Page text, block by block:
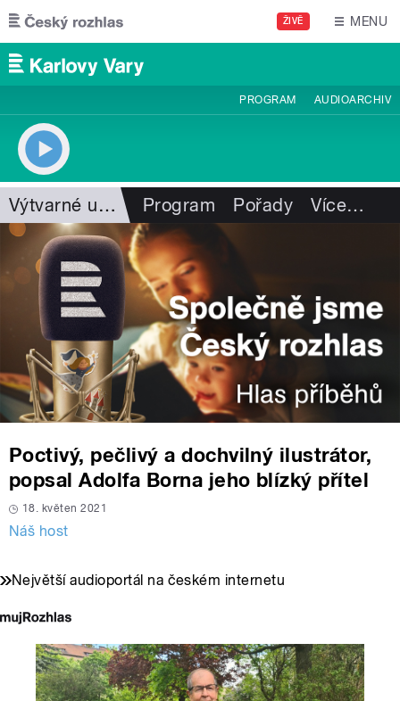
Přejít k hlavnímu obsahu
ŽIVĚ MENU
PROGRAM AUDIOARCHIV
Výtvarné umění Program Pořady Více…
Poctivý, pečlivý a dochvilný ilustrátor,
popsal Adolfa Borna jeho blízký přítel
18. květen 2021
Náš host
Největší audioportál na českém internetu